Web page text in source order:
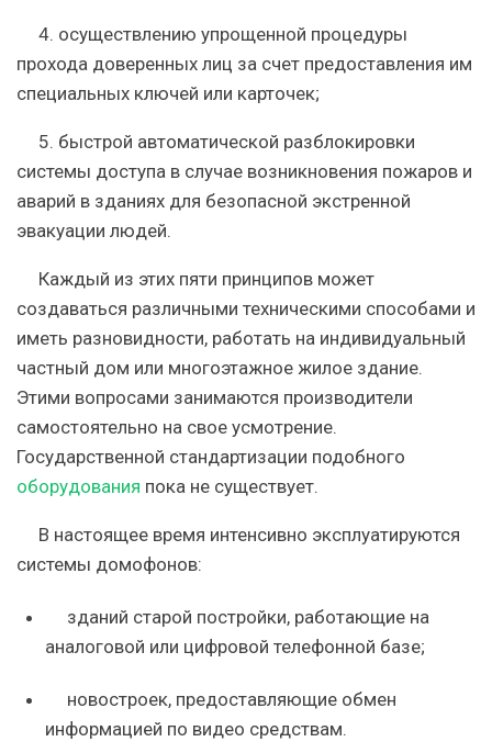
4. осуществлению упрощенной процедуры
прохода доверенных лиц за счет предоставления им
специальных ключей или карточек;
5. быстрой автоматической разблокировки
системы доступа в случае возникновения пожаров и
аварий в зданиях для безопасной экстренной
эвакуации людей.
Каждый из этих пяти принципов может
создаваться различными техническими способами и
иметь разновидности, работать на индивидуальный
частный дом или многоэтажное жилое здание.
Этими вопросами занимаются производители
самостоятельно на свое усмотрение.
Государственной стандартизации подобного
оборудования пока не существует.
В настоящее время интенсивно эксплуатируются
системы домофонов:
зданий старой постройки, работающие на
аналоговой или цифровой телефонной базе;
новостроек, предоставляющие обмен
информацией по видео средствам.